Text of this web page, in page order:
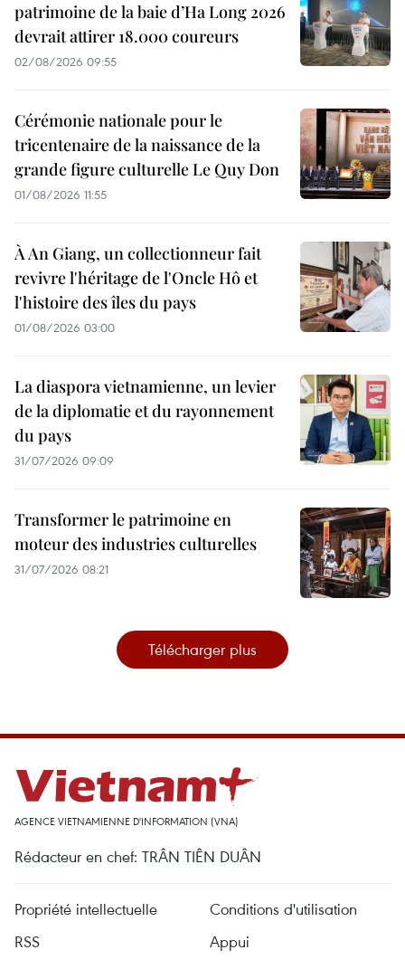
patrimoine de la baie d’Ha Long 2026
devrait attirer 18.000 coureurs
02/08/2026 09:55
Cérémonie nationale pour le
tricentenaire de la naissance de la
grande figure culturelle Le Quy Don
01/08/2026 11:55
À An Giang, un collectionneur fait
revivre l'héritage de l'Oncle Hô et
l'histoire des îles du pays
01/08/2026 03:00
La diaspora vietnamienne, un levier
de la diplomatie et du rayonnement
du pays
31/07/2026 09:09
Transformer le patrimoine en
moteur des industries culturelles
31/07/2026 08:21
Télécharger plus
AGENCE VIETNAMIENNE D'INFORMATION (VNA)
Rédacteur en chef: TRÂN TIÊN DUÂN
Propriété intellectuelle
Conditions d'utilisation
RSS
Appui